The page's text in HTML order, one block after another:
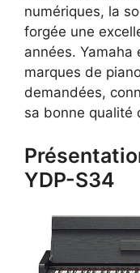
numériques, la
forgée une
années. Yamaha
marques de
demandées,
sa bonne qualité
YDP-S34